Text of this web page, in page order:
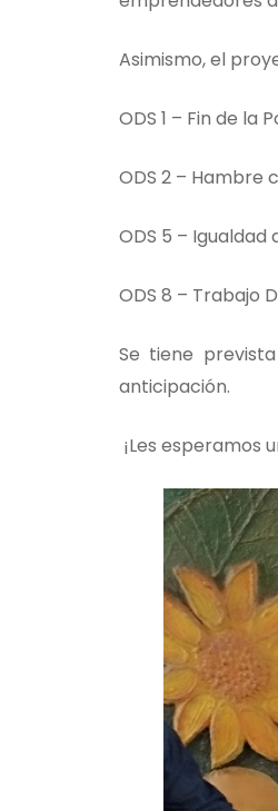
Asimismo, el
ODS 1 – Fin de la
ODS 2 – Hambre
ODS 5 – Igualdad
ODS 8 – Trabajo
Se tiene
anticipación.
¡Les esperamos